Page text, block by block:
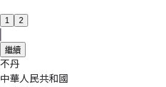
1 2
繼續
不丹
中華人民共和國